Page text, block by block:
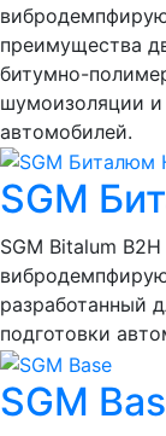
преимущества
битумно-
шумоизоляции и
автомобилей.
SGM
SGM Bitalum
разработанный
подготовки
SGM